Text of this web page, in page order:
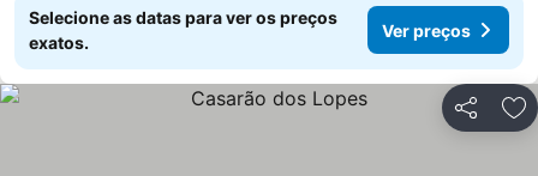
Selecione as datas para ver os preços
exatos.
Ver preços
Partilhar